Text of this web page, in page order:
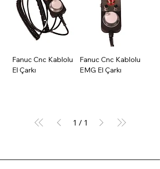
Fanuc Cnc Kablolu
El Çarkı
Fanuc Cnc Kablolu
EMG El Çarkı
1 / 1